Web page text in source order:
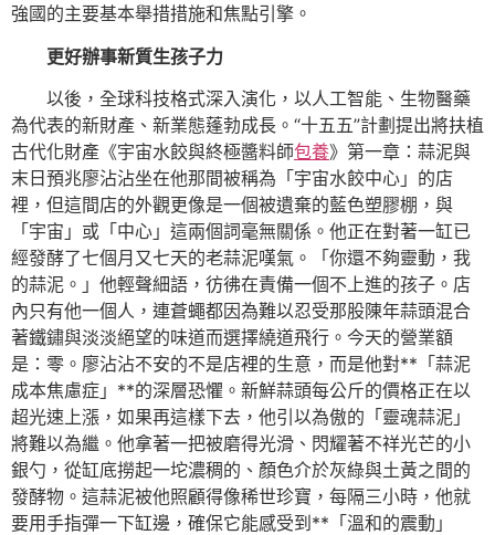
強國的主要基本舉措措施和焦點引擎。
更好辦事新質生孩子力
以後，全球科技格式深入演化，以人工智能、生物醫藥
為代表的新財產、新業態蓬勃成長。“十五五”計劃提出將扶植
古代化財產《宇宙水餃與終極醬料師包養》第一章：蒜泥與
末日預兆廖沾沾坐在他那間被稱為「宇宙水餃中心」的店
裡，但這間店的外觀更像是一個被遺棄的藍色塑膠棚，與
「宇宙」或「中心」這兩個詞毫無關係。他正在對著一缸已
經發酵了七個月又七天的老蒜泥嘆氣。「你還不夠靈動，我
的蒜泥。」他輕聲細語，彷彿在責備一個不上進的孩子。店
內只有他一個人，連蒼蠅都因為難以忍受那股陳年蒜頭混合
著鐵鏽與淡淡絕望的味道而選擇繞道飛行。今天的營業額
是：零。廖沾沾不安的不是店裡的生意，而是他對**「蒜泥
成本焦慮症」**的深層恐懼。新鮮蒜頭每公斤的價格正在以
超光速上漲，如果再這樣下去，他引以為傲的「靈魂蒜泥」
將難以為繼。他拿著一把被磨得光滑、閃耀著不祥光芒的小
銀勺，從缸底撈起一坨濃稠的、顏色介於灰綠與土黃之間的
發酵物。這蒜泥被他照顧得像稀世珍寶，每隔三小時，他就
要用手指彈一下缸邊，確保它能感受到**「溫和的震動」